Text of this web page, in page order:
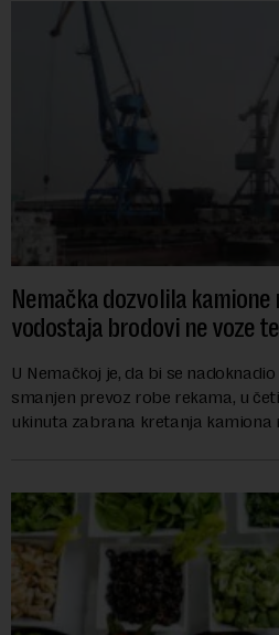
Nemačka dozvolila
vodostaja brodovi ne voze
U Nemačkoj je, da bi se
smanjen prevoz robe rekama, u
ukinuta zabrana kretanja kamiona